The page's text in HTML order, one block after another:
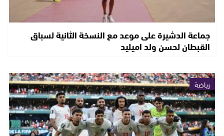
جماعة الدشيرة على موعد مع النسخة الثانية لسباق
القبطان لحسن ولد اميليد
رياضة